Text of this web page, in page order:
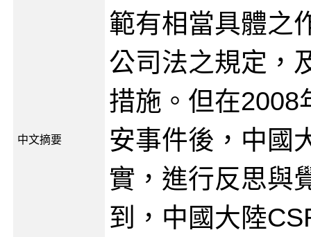
中文摘要
範有相當具體之
公司法之規定，
措施。但在2008
安事件後，中國
實，進行反思與
到，中國大陸